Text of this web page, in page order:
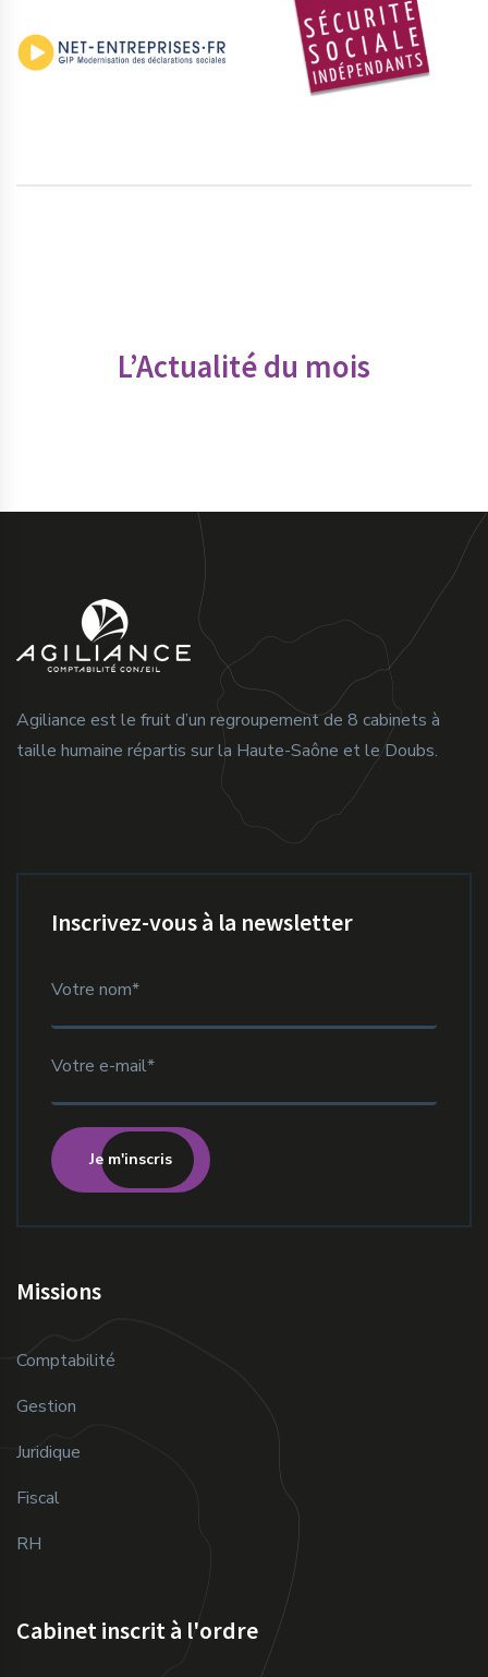
L’Actualité du mois
Agiliance est le fruit d’un regroupement de 8 cabinets à
taille humaine répartis sur la Haute-Saône et le Doubs.
Inscrivez-vous à la newsletter
Je m'inscris
Missions
Comptabilité
Gestion
Juridique
Fiscal
RH
Cabinet inscrit à l'ordre